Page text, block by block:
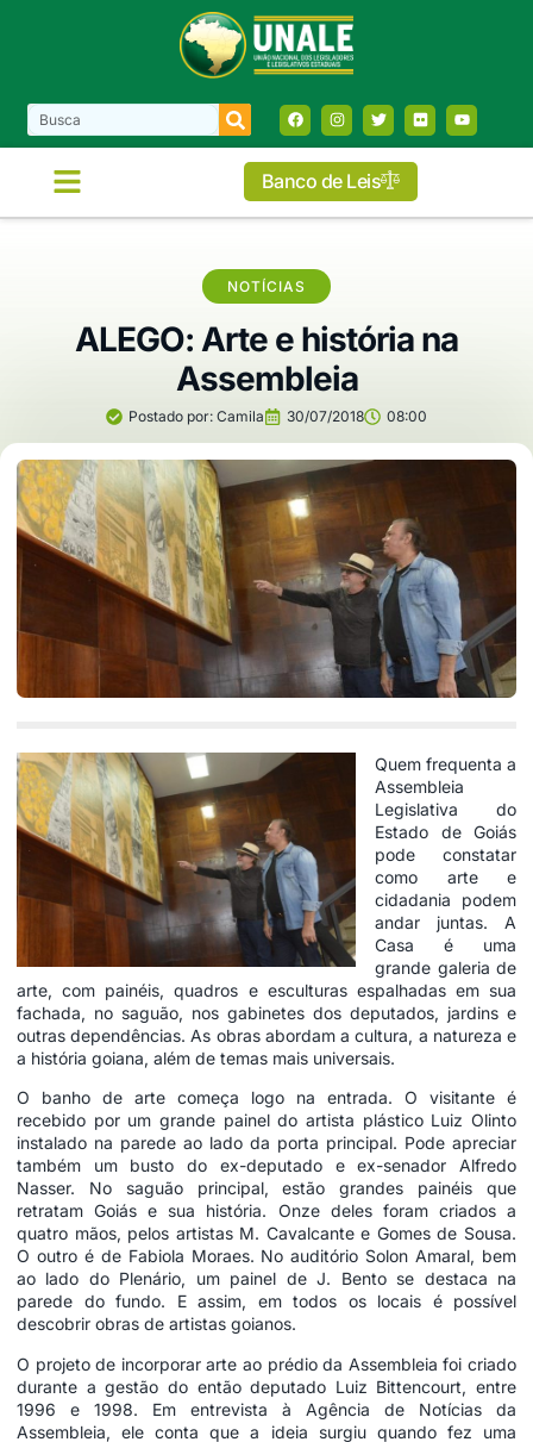
Banco de Leis
NOTÍCIAS
ALEGO: Arte e história na
Assembleia
Postado por: Camila 30/07/2018 08:00
Quem frequenta a
Assembleia
Legislativa do
Estado de Goiás
pode constatar
como arte e
cidadania podem
andar juntas. A
Casa é uma
grande galeria de
arte, com painéis, quadros e esculturas espalhadas em sua
fachada, no saguão, nos gabinetes dos deputados, jardins e
outras dependências. As obras abordam a cultura, a natureza e
a história goiana, além de temas mais universais.
O banho de arte começa logo na entrada. O visitante é
recebido por um grande painel do artista plástico Luiz Olinto
instalado na parede ao lado da porta principal. Pode apreciar
também um busto do ex-deputado e ex-senador Alfredo
Nasser. No saguão principal, estão grandes painéis que
retratam Goiás e sua história. Onze deles foram criados a
quatro mãos, pelos artistas M. Cavalcante e Gomes de Sousa.
O outro é de Fabiola Moraes. No auditório Solon Amaral, bem
ao lado do Plenário, um painel de J. Bento se destaca na
parede do fundo. E assim, em todos os locais é possível
descobrir obras de artistas goianos.
O projeto de incorporar arte ao prédio da Assembleia foi criado
durante a gestão do então deputado Luiz Bittencourt, entre
1996 e 1998. Em entrevista à Agência de Notícias da
Assembleia, ele conta que a ideia surgiu quando fez uma